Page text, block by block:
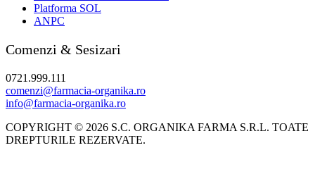
Platforma SOL
ANPC
Comenzi & Sesizari
0721.999.111
comenzi@farmacia-organika.ro
info@farmacia-organika.ro
COPYRIGHT © 2026 S.C. ORGANIKA FARMA S.R.L. TOATE
DREPTURILE REZERVATE.